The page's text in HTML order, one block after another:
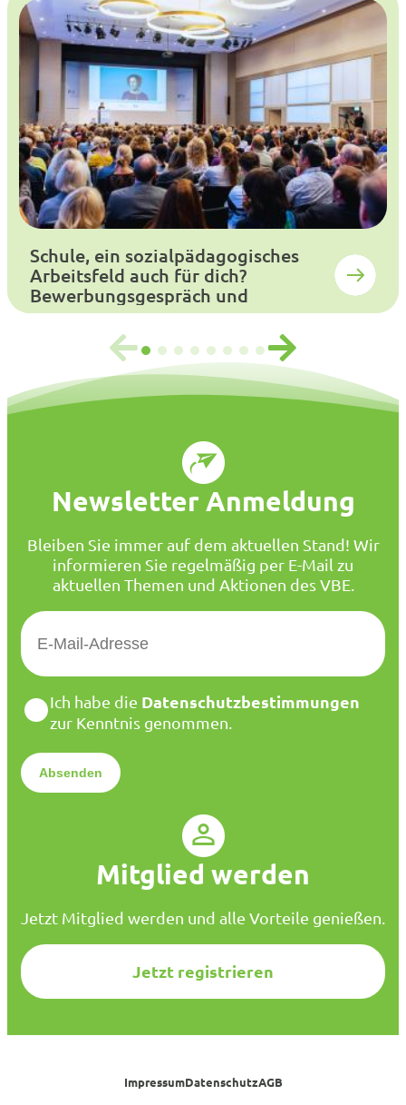
Schule, ein sozialpädagogisches
Arbeitsfeld auch für dich?
Bewerbungsgespräch und
Auswahlverfahren
Newsletter Anmeldung
Bleiben Sie immer auf dem aktuellen Stand! Wir
informieren Sie regelmäßig per E-Mail zu
aktuellen Themen und Aktionen des VBE.
E
M
*
D
a
e
n
*
Ich habe die Datenschutzbestimmungen
zur Kenntnis genommen.
Mitglied werden
Jetzt Mitglied werden und alle Vorteile genießen.
Jetzt registrieren
ImpressumDatenschutzAGB